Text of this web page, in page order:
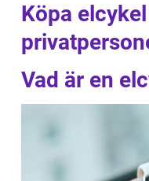
Köpa
Vad är en